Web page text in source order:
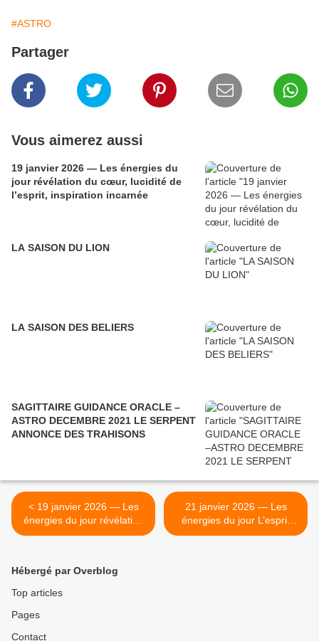
#ASTRO
Partager
Vous aimerez aussi
19 janvier 2026 — Les énergies du
jour révélation du cœur, lucidité de
l’esprit, inspiration incarnée
LA SAISON DU LION
LA SAISON DES BELIERS
SAGITTAIRE GUIDANCE ORACLE –
ASTRO DECEMBRE 2021 LE SERPENT
ANNONCE DES TRAHISONS
< 19 janvier 2026 — Les
énergies du jour révélation
du cœur, lucidité de l’esprit,
21 janvier 2026 — Les
énergies du jour L’esprit
s’éveille, les idées
Hébergé par Overblog
Top articles
Pages
Contact